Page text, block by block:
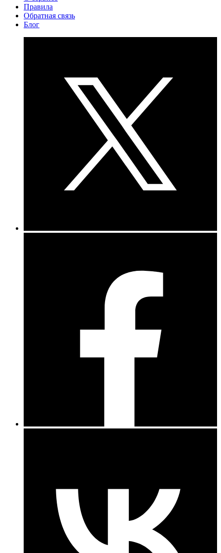
Правила
Обратная связь
Блог